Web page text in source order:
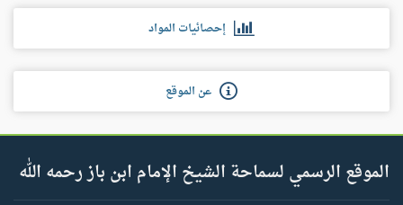
إحصائيات المواد
عن الموقع
الموقع الرسمي لسماحة الشيخ الإمام ابن باز رحمه الله